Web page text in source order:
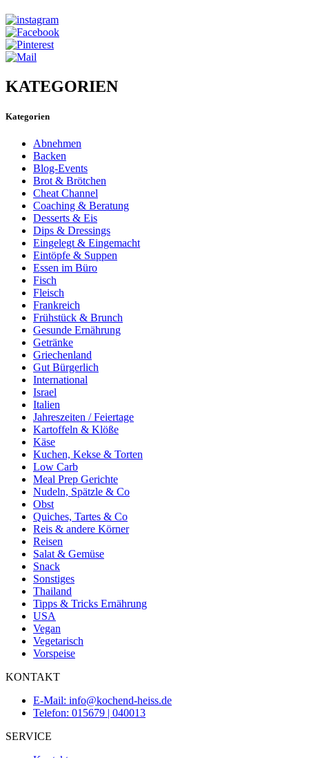
KATEGORIEN
Kategorien
Abnehmen
Backen
Blog-Events
Brot & Brötchen
Cheat Channel
Coaching & Beratung
Desserts & Eis
Dips & Dressings
Eingelegt & Eingemacht
Eintöpfe & Suppen
Essen im Büro
Fisch
Fleisch
Frankreich
Frühstück & Brunch
Gesunde Ernährung
Getränke
Griechenland
Gut Bürgerlich
International
Israel
Italien
Jahreszeiten / Feiertage
Kartoffeln & Klöße
Käse
Kuchen, Kekse & Torten
Low Carb
Meal Prep Gerichte
Nudeln, Spätzle & Co
Obst
Quiches, Tartes & Co
Reis & andere Körner
Reisen
Salat & Gemüse
Snack
Sonstiges
Thailand
Tipps & Tricks Ernährung
USA
Vegan
Vegetarisch
Vorspeise
KONTAKT
E-Mail: info@kochend-heiss.de
Telefon: 015679 | 040013
SERVICE